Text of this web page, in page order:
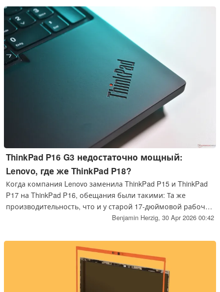
производительность и отличную OLED-панель с Legion 5 15
за $1350?
ThinkPad P16 G3 недостаточно мощный:
Lenovo, где же ThinkPad P18?
Когда компания Lenovo заменила ThinkPad P15 и ThinkPad
P17 на ThinkPad P16, обещания были такими: Та же
производительность, что и у старой 17-дюймовой рабочей
станции, и тот же размер, что и у 15-дюймовой. Но новый
Lenovo: Где 18-дюймовый преемник P17?
Benjamin Herzig, 30 Apr 2026 00:42